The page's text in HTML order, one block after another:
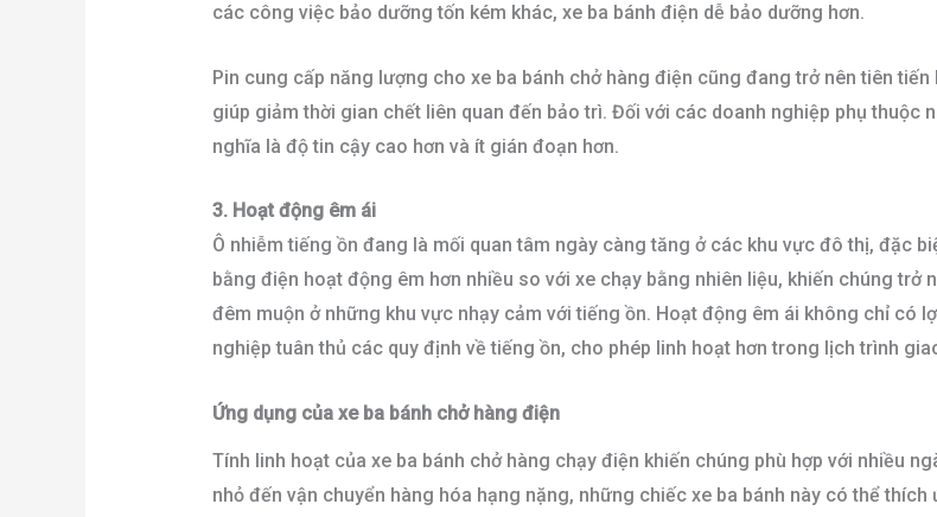
các công việc bảo dưỡng tốn kém khác, xe ba bánh điện dễ bảo dưỡng hơn.
Pin cung cấp năng lượng cho xe ba bánh chở hàng điện cũng đang trở nên tiên
giúp giảm thời gian chết liên quan đến bảo trì. Đối với các doanh nghiệp phụ thuộc
nghĩa là độ tin cậy cao hơn và ít gián đoạn hơn.
3. Hoạt động êm ái
Ô nhiễm tiếng ồn đang là mối quan tâm ngày càng tăng ở các khu vực đô thị, đặc
bằng điện hoạt động êm hơn nhiều so với xe chạy bằng nhiên liệu, khiến chúng
đêm muộn ở những khu vực nhạy cảm với tiếng ồn. Hoạt động êm ái không chỉ có
nghiệp tuân thủ các quy định về tiếng ồn, cho phép linh hoạt hơn trong lịch trình
Ứng dụng của xe ba bánh chở hàng điện
Tính linh hoạt của xe ba bánh chở hàng chạy điện khiến chúng phù hợp với nhiều
nhỏ đến vận chuyển hàng hóa hạng nặng, những chiếc xe ba bánh này có thể